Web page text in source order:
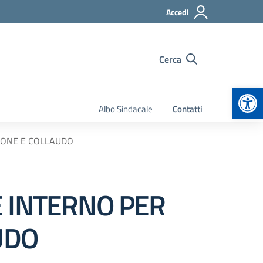
Accedi
Cerca
Albo Sindacale Contatti
E COLLAUDO
PER